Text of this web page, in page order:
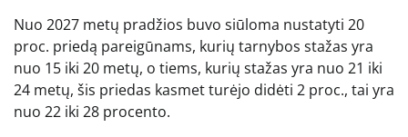
Nuo 2027 metų pradžios buvo siūloma nustatyti 20
proc. priedą pareigūnams, kurių tarnybos stažas yra
nuo 15 iki 20 metų, o tiems, kurių stažas yra nuo 21 iki
24 metų, šis priedas kasmet turėjo didėti 2 proc., tai yra
nuo 22 iki 28 procento.